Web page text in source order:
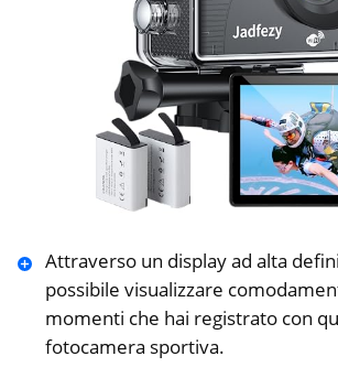
Attraverso un display ad alta
possibile visualizzare
momenti che hai registrato con
fotocamera sportiva.